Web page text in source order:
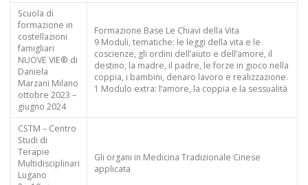
Scuola di
formazione in
costellazioni
famigliari
NUOVE VIE® di
Daniela
Marzani Milano
ottobre 2023 –
giugno 2024
Formazione Base Le Chiavi della Vita
9 Moduli, tematiche: le leggi della vita e le
coscienze, gli ordini dell’aiuto e dell’amore, il
destino, la madre, il padre, le forze in gioco nella
coppia, i bambini, denaro lavoro e realizzazione.
1 Modulo extra: l’amore, la coppia e la sessualità
CSTM – Centro
Studi di
Terapie
Multidisciplinari
Lugano
Gli organi in Medicina Tradizionale Cinese
applicata